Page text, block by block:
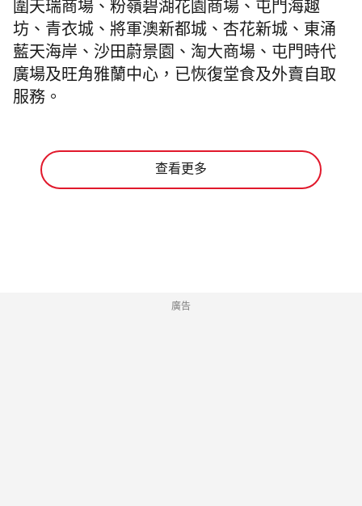
圍天瑞商場、粉嶺碧湖花園商場、 屯門海趣
坊、 青衣城、將軍澳新都城、杏花新城、東涌
藍天海岸、沙田蔚景園、淘大商場、屯門時代
廣場及旺角雅蘭中心，已恢復堂食及外賣自取
服務。
查看更多
廣告